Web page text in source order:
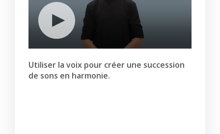
Utiliser la voix pour créer une succession
de sons en harmonie.